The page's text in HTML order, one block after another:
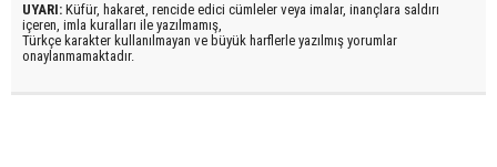
UYARI: Küfür, hakaret, rencide edici cümleler veya imalar, inançlara saldırı
içeren, imla kuralları ile yazılmamış,
Türkçe karakter kullanılmayan ve büyük harflerle yazılmış yorumlar
onaylanmamaktadır.